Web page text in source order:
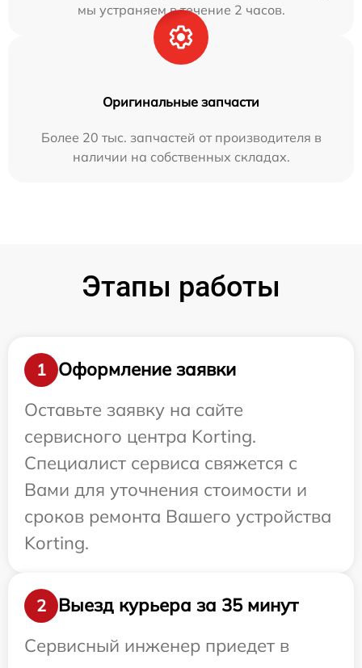
мы устраняем в течение 2 часов.
Оригинальные запчасти
Более 20 тыс. запчастей от производителя в
наличии на собственных складах.
Этапы работы
1
Оформление заявки
Оставьте заявку на сайте
сервисного центра Korting.
Специалист сервиса свяжется с
Вами для уточнения стоимости и
сроков ремонта Вашего устройства
Korting.
2
Выезд курьера за 35 минут
Сервисный инженер приедет в